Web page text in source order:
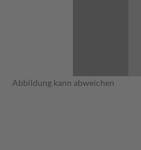
Abbildung kann abweichen